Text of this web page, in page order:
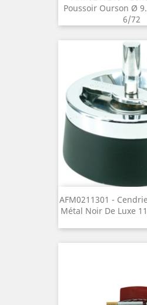
Poussoir Ourson Ø
6/72
AFM0211301 -
Métal Noir De Luxe